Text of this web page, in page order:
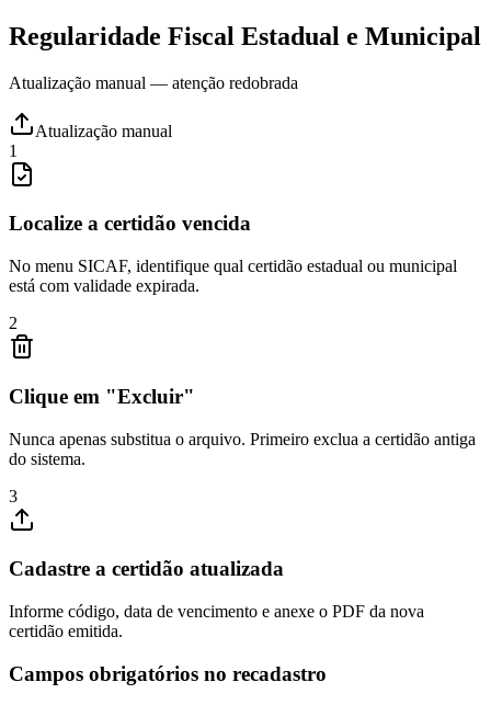
Regularidade Fiscal Estadual e Municipal
Atualização manual — atenção redobrada
Atualização manual
1
Localize a certidão vencida
No menu SICAF, identifique qual certidão estadual ou municipal
está com validade expirada.
2
Clique em "Excluir"
Nunca apenas substitua o arquivo. Primeiro exclua a certidão antiga
do sistema.
3
Cadastre a certidão atualizada
Informe código, data de vencimento e anexe o PDF da nova
certidão emitida.
Campos obrigatórios no recadastro